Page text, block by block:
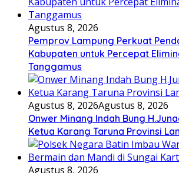
Agustus 8, 2026
Pemprov Lampung Perkuat
Kabupaten untuk Percepat
Tanggamus
Agustus 8, 2026Agustus 8, 2026
Onwer Minang Indah Bung
Ketua Karang Taruna Provinsi
Agustus 8, 2026